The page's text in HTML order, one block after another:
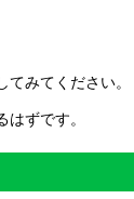
みてください。
ずです。